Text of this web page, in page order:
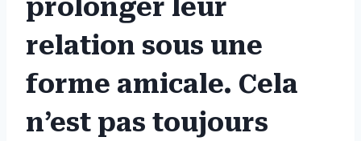
prolonger leur
relation sous une
forme amicale. Cela
n’est pas toujours